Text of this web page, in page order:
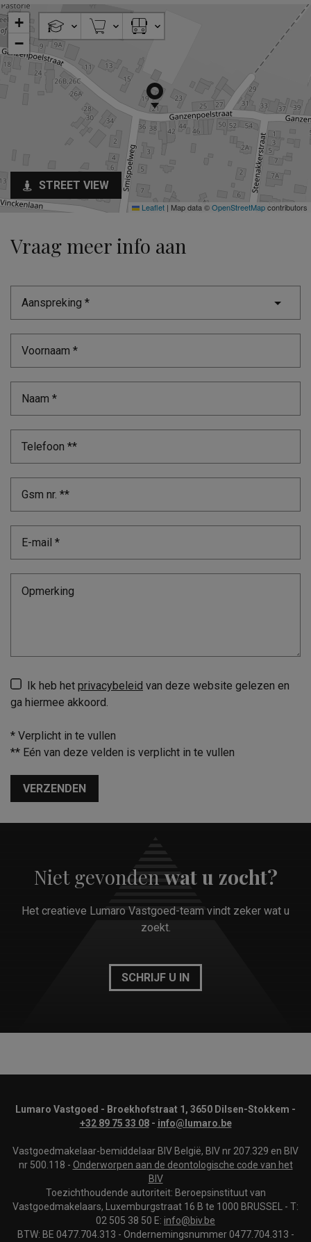
+
−
Leaflet | Map data ©OpenStreetMapcontributors
STREET VIEW
Vraag meer info aan
Aanspreking *
Ik heb het privacybeleid van deze website gelezen en
ga hiermee akkoord.
* Verplicht in te vullen
** Eén van deze velden is verplicht in te vullen
VERZENDEN
Niet gevondenwat u zocht?
Het creatieve Lumaro Vastgoed-team vindt zeker wat u
zoekt.
SCHRIJF U IN
Lumaro Vastgoed - Broekhofstraat 1, 3650 Dilsen-Stokkem -
+32 89 75 33 08- info@lumaro.be
Vastgoedmakelaar-bemiddelaar BIV België, BIV nr 207.329 en BIV
nr 500.118 - Onderworpen aan de deontologische code van het
BIV
Toezichthoudende autoriteit: Beroepsinstituut van
Vastgoedmakelaars, Luxemburgstraat 16 B te 1000 BRUSSEL - T:
02 505 38 50 E: info@biv.be
BTW: BE 0477.704.313 - Ondernemingsnummer 0477.704.313 -